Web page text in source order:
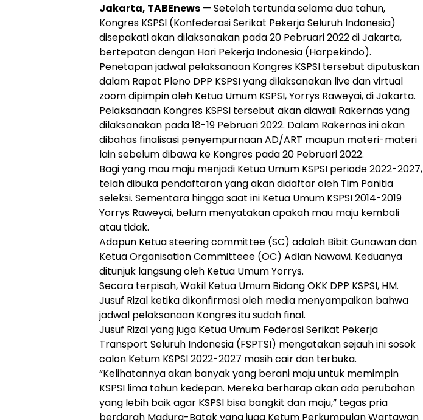
Jakarta, TABEnews — Setelah tertunda selama dua tahun,
Kongres KSPSI (Konfederasi Serikat Pekerja Seluruh Indonesia)
disepakati akan dilaksanakan pada 20 Pebruari 2022 di Jakarta,
bertepatan dengan Hari Pekerja Indonesia (Harpekindo).
Penetapan jadwal pelaksanaan Kongres KSPSI tersebut diputuskan
dalam Rapat Pleno DPP KSPSI yang dilaksanakan live dan virtual
zoom dipimpin oleh Ketua Umum KSPSI, Yorrys Raweyai, di Jakarta.
Pelaksanaan Kongres KSPSI tersebut akan diawali Rakernas yang
dilaksanakan pada 18-19 Pebruari 2022. Dalam Rakernas ini akan
dibahas finalisasi penyempurnaan AD/ART maupun materi-materi
lain sebelum dibawa ke Kongres pada 20 Pebruari 2022.
Bagi yang mau maju menjadi Ketua Umum KSPSI periode 2022-2027,
telah dibuka pendaftaran yang akan didaftar oleh Tim Panitia
seleksi. Sementara hingga saat ini Ketua Umum KSPSI 2014-2019
Yorrys Raweyai, belum menyatakan apakah mau maju kembali
atau tidak.
Adapun Ketua steering committee (SC) adalah Bibit Gunawan dan
Ketua Organisation Committeee (OC) Adlan Nawawi. Keduanya
ditunjuk langsung oleh Ketua Umum Yorrys.
Secara terpisah, Wakil Ketua Umum Bidang OKK DPP KSPSI, HM.
Jusuf Rizal ketika dikonfirmasi oleh media menyampaikan bahwa
jadwal pelaksanaan Kongres itu sudah final.
Jusuf Rizal yang juga Ketua Umum Federasi Serikat Pekerja
Transport Seluruh Indonesia (FSPTSI) mengatakan sejauh ini sosok
calon Ketum KSPSI 2022-2027 masih cair dan terbuka.
“Kelihatannya akan banyak yang berani maju untuk memimpin
KSPSI lima tahun kedepan. Mereka berharap akan ada perubahan
yang lebih baik agar KSPSI bisa bangkit dan maju,” tegas pria
berdarah Madura-Batak yang juga Ketum Perkumpulan Wartawan